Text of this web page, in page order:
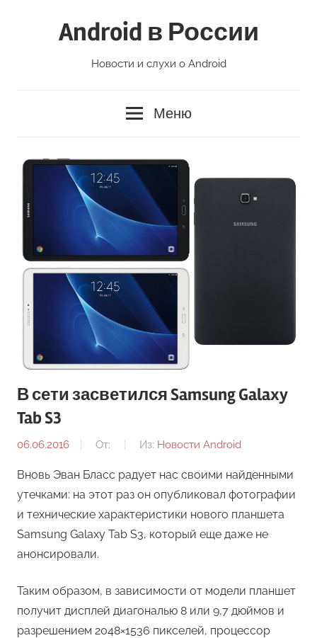
Android в России
Новости и слухи о Android
Меню
В сети засветился Samsung Galaxy
Tab S3
06.06.2016 От: Из: Новости Android
Вновь Эван Бласс радует нас своими найденными
утечками: на этот раз он опубликовал фотографии
и технические характеристики нового планшета
Samsung Galaxy Tab S3, который еще даже не
анонсировали.
Таким образом, в зависимости от модели планшет
получит дисплей диагональю 8 или 9,7 дюймов и
разрешением 2048×1536 пикселей, процессор